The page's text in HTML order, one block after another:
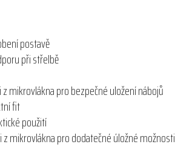
postavě
při střelbě
mikrovlákna pro bezpečné uložení nábojů
fit
použití
mikrovlákna pro dodatečné úložné možnosti